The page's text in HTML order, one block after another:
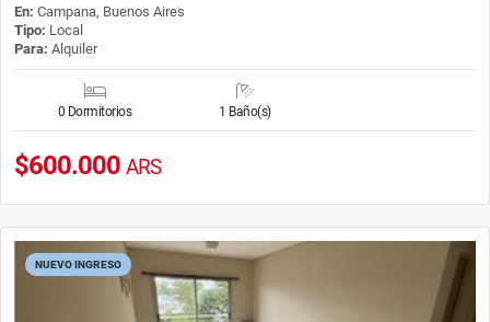
En: Campana, Buenos Aires
Tipo: Local
Para: Alquiler
0 Dormitorios 1 Baño(s)
$600.000 ARS
NUEVO INGRESO